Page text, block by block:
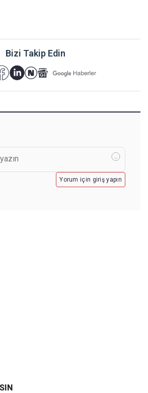
Bizi Takip Edin
Yorum için giriş yapın